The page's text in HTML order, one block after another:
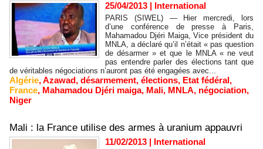
25/04/2013 | International
PARIS (SIWEL) — Hier mercredi, lors
d’une conférence de presse à Paris,
Mahamadou Djéri Maiga, Vice président du
MNLA, a déclaré qu’il n’était « pas question
de désarmer » et que le MNLA « ne veut
pas entendre parler des élections tant que
de véritables négociations n’auront pas été engagées avec...
Algérie,Azawad, désarmement, élections, Etat fédéral,
France, Mahamadou Djéri maiga, Mali, MNLA, négociation,
Niger
Mali : la France utilise des armes à uranium appauvri
11/02/2013 | International